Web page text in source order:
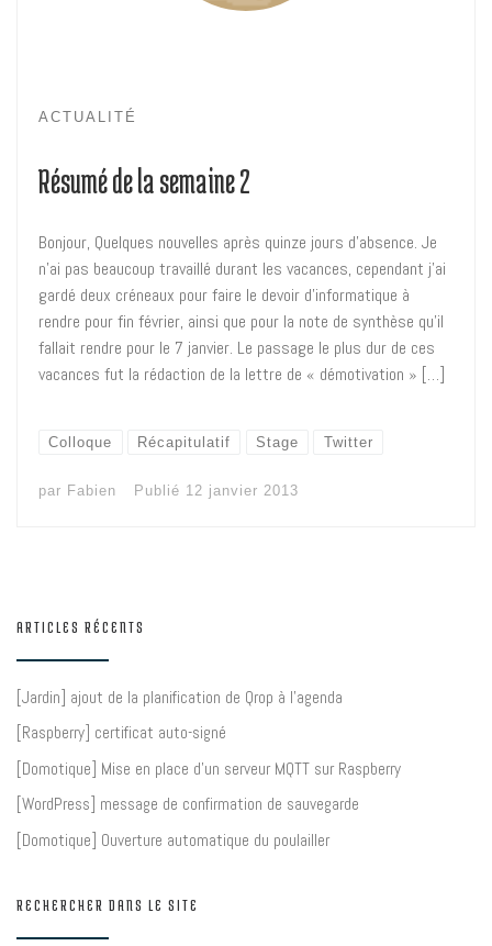
ACTUALITÉ
Résumé de la semaine 2
Bonjour, Quelques nouvelles après quinze jours d’absence. Je
n’ai pas beaucoup travaillé durant les vacances, cependant j’ai
gardé deux créneaux pour faire le devoir d’informatique à
rendre pour fin février, ainsi que pour la note de synthèse qu’il
fallait rendre pour le 7 janvier. Le passage le plus dur de ces
vacances fut la rédaction de la lettre de « démotivation » […]
Colloque Récapitulatif Stage Twitter
par Fabien Publié 12 janvier 2013
ARTICLES RÉCENTS
[Jardin] ajout de la planification de Qrop à l’agenda
[Raspberry] certificat auto-signé
[Domotique] Mise en place d’un serveur MQTT sur Raspberry
[WordPress] message de confirmation de sauvegarde
[Domotique] Ouverture automatique du poulailler
RECHERCHER DANS LE SITE